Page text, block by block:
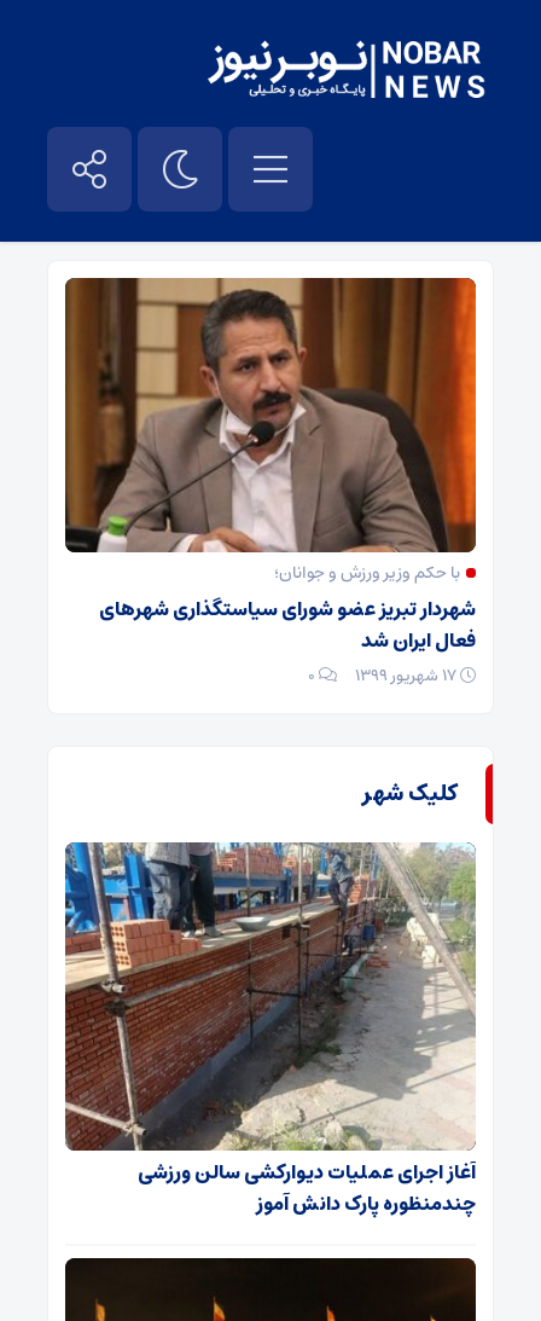
شهریار نیوز – نوبر نیوز
با حکم وزیر ورزش و جوانان؛
شهردار تبریز عضو شورای سیاستگذاری شهرهای
فعال ایران شد
۰
کلیک شهر
آغاز اجرای عملیات دیوارکشی سالن ورزشی
چندمنظوره پارک دانش آموز